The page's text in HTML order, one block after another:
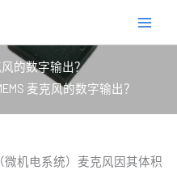
风的数字输出？
麦克风的数字输出？
微机电系统）麦克风因其体积